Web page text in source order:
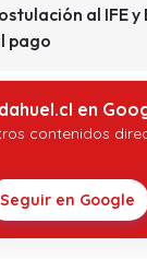
al IFE y
pago
en
contenidos
Seguir en Google